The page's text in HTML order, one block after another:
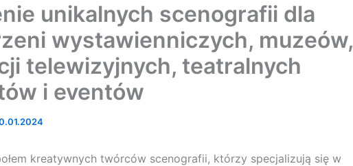
unikalnych scenografii dla
wystawienniczych, muzeów,
telewizyjnych, teatralnych
i eventów
kreatywnych twórców scenografii, którzy specjalizują się w